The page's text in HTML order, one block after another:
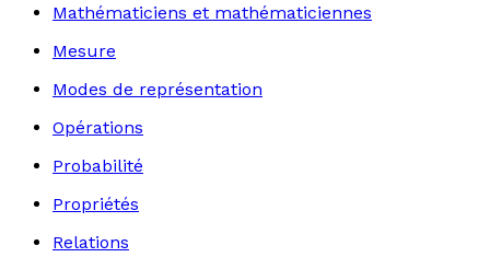
Mathématiciens et mathématiciennes
Mesure
Modes de représentation
Opérations
Probabilité
Propriétés
Relations